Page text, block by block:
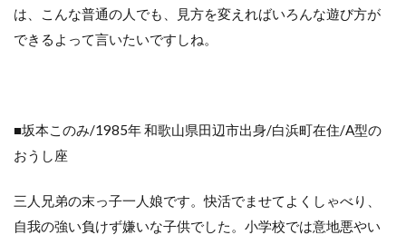
は、こんな普通の人でも、見方を変えればいろんな遊び方が
できるよって言いたいですしね。
■坂本このみ/1985年 和歌山県田辺市出身/白浜町在住/A型の
おうし座
三人兄弟の末っ子一人娘です。快活でませてよくしゃべり、
自我の強い負けず嫌いな子供でした。小学校では意地悪やい